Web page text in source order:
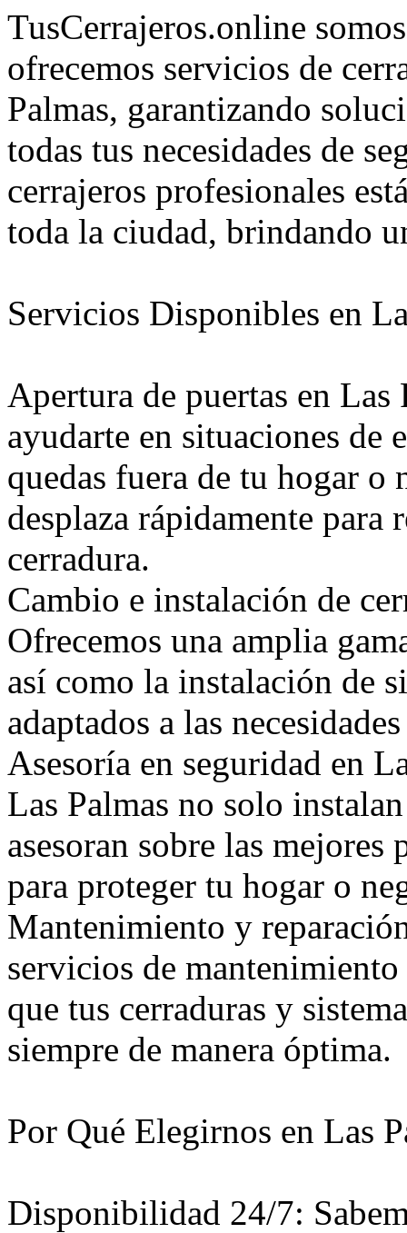
TusCerrajeros.online
ofrecemos servicios de
Palmas, garantizando
todas tus necesidades de
cerrajeros profesionales
toda la ciudad, brindando
Servicios Disponibles en
Apertura de puertas en Las
ayudarte en situaciones de
quedas fuera de tu hogar o
desplaza rápidamente
cerradura.
Cambio e instalación de
Ofrecemos una amplia
así como la instalación de
adaptados a las
Asesoría en seguridad en
Las Palmas no solo
asesoran sobre las mejores
para proteger tu hogar o
Mantenimiento y
servicios de
que tus cerraduras y
siempre de manera óptima.
Por Qué Elegirnos en Las
Disponibilidad 24/7: